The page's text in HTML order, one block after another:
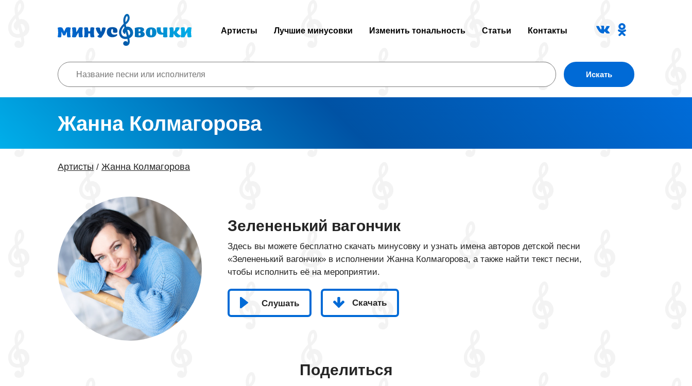
Артисты Лучшие минусовки Изменить тональность Статьи Контакты
Искать
Жанна Колмагорова
Артисты / Жанна Колмагорова
Зелененький вагончик
Здесь вы можете бесплатно скачать минусовку и узнать имена авторов детской песни
«Зелененький вагончик» в исполнении Жанна Колмагорова, а также найти текст песни,
чтобы исполнить её на мероприятии.
Слушать Скачать
Поделиться